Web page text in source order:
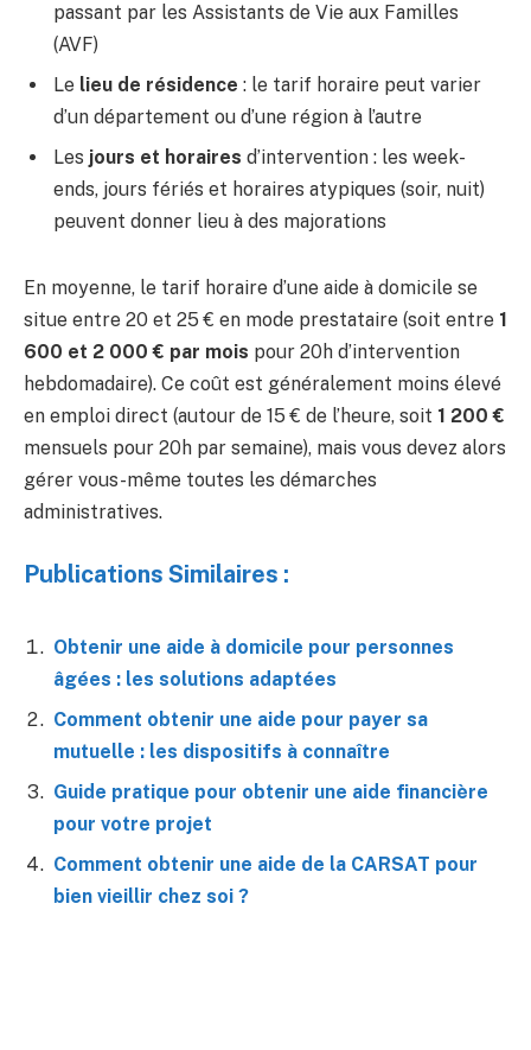
passant par les Assistants de Vie aux Familles
(AVF)
Le lieu de résidence : le tarif horaire peut varier
d’un département ou d’une région à l’autre
Les jours et horaires d’intervention : les week-
ends, jours fériés et horaires atypiques (soir, nuit)
peuvent donner lieu à des majorations
En moyenne, le tarif horaire d’une aide à domicile se
situe entre 20 et 25 € en mode prestataire (soit entre 1
600 et 2 000 € par mois pour 20h d’intervention
hebdomadaire). Ce coût est généralement moins élevé
en emploi direct (autour de 15 € de l’heure, soit 1 200 €
mensuels pour 20h par semaine), mais vous devez alors
gérer vous-même toutes les démarches
administratives.
Publications Similaires :
Obtenir une aide à domicile pour personnes
âgées : les solutions adaptées
Comment obtenir une aide pour payer sa
mutuelle : les dispositifs à connaître
Guide pratique pour obtenir une aide financière
pour votre projet
Comment obtenir une aide de la CARSAT pour
bien vieillir chez soi ?